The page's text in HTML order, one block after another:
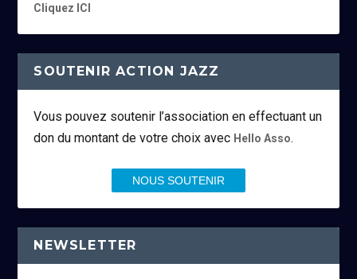
Cliquez ICI
SOUTENIR ACTION JAZZ
Vous pouvez soutenir l’association en effectuant un
don du montant de votre choix avec Hello Asso.
NOUS SOUTENIR
NEWSLETTER